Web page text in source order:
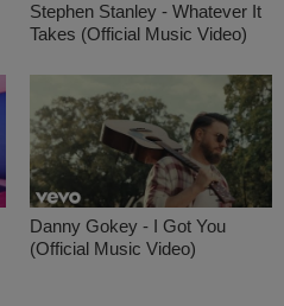
Stephen Stanley - Whatever It
Takes (Official Music Video)
Danny Gokey - I Got You
(Official Music Video)